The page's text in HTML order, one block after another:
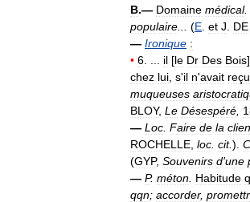
B.— Domaine médical.
populaire
(E et J DE
— Ironique :
• 6 il [le Dr Des Bois]
chez lui s'il n'avait reçu
muqueuses
BLOY, Le Désespéré
— Loc Faire de la
ROCHELLE loc cit.).
(GYP, Souvenirs d'une
— P. méton Habitude
qqn; accorder,